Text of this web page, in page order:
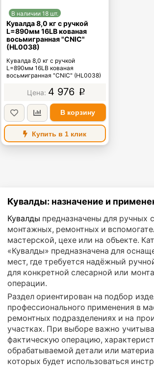
В наличии 18 шт.
Кувалда 8,0 кг с ручкой
L=890мм 16LB кованая
восьмигранная "CNIC"
(HL0038)
Кувалда 8,0 кг с ручкой
L=890мм 16LB кованая
восьмигранная "CNIC" (HL0038)
4 976 p
В корзину
Купить в 1 клик
Кувалды: назначение и
Кувалды предназначены для ручных
монтажных, ремонтных и
мастерской, цехе или на объекте.
«Кувалды» предназначена для
мест, где требуется надёжный
для конкретной слесарной или
операции.
Раздел ориентирован на подбор
профессионального применения в
ремонтных подразделениях и на
участках. При выборе важно
фактическую операцию,
обрабатываемой детали или
которых будет использоваться